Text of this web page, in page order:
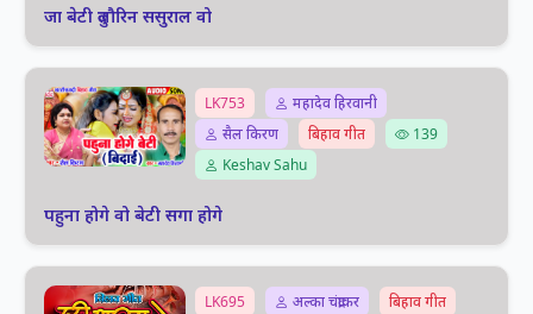
जा बेटी दुलौरिन ससुराल वो
LK753
महादेव हिरवानी
सैल किरण
बिहाव गीत
139
Keshav Sahu
पहुना होगे वो बेटी सगा होगे
LK695 अल्का चंद्राकर
बिहाव गीत